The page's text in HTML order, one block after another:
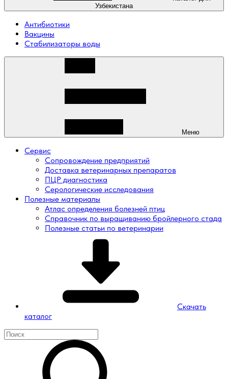
Узбекистана
Антибиотики
Вакцины
Стабилизаторы воды
Меню
Сервис
Сопровождение предприятий
Доставка ветеринарных препаратов
ПЦР диагностика
Серологические исследования
Полезные материалы
Атлас определения болезней птиц
Справочник по выращиванию бройлерного стада
Полезные статьи по ветеринарии
Скачать
каталог